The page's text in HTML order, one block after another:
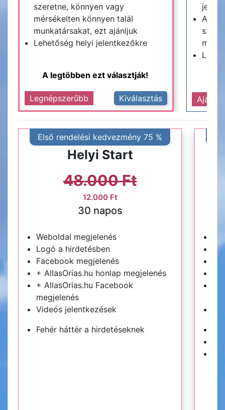
szeretne, könnyen vagy
mérsékelten könnyen talál
munkatársakat, ezt ajánljuk
Lehetőség helyi jelentkezőkre
A legtöbben ezt választják!
Legnépszerűbb Kiválasztás
Első rendelési kedvezmény 75 %
Helyi Start
48.000 Ft
12.000 Ft
30 napos
Weboldal megjelenés
Logó a hirdetésben
Facebook megjelenés
+ AllasOrias.hu honlap megjelenés
+ AllasOrias.hu Facebook
megjelenés
Videós jelentkezések
Fehér háttér a hirdetéseknek